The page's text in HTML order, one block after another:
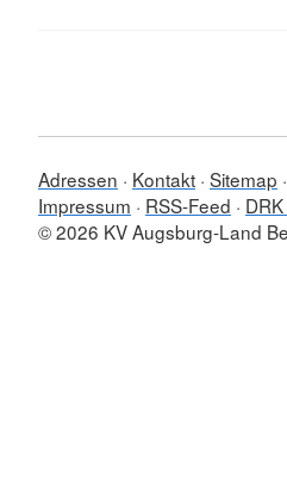
Adressen Kontakt Sitemap
Impressum
RSS-Feed
© 2026 KV Augsburg-Land